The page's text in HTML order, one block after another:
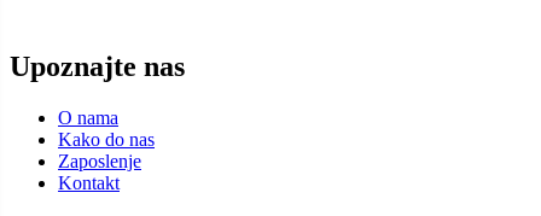
Upoznajte nas
O nama
Kako do nas
Zaposlenje
Kontakt